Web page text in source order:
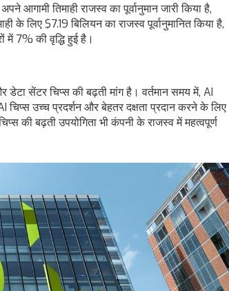
तिमाही राजस्व का पूर्वानुमान जारी किया है,
के लिए $7.19 बिलियन का राजस्व पूर्वानुमानित किया है,
7% की वृद्धि हुई है।
सेंटर चिप्स की बढ़ती मांग है। वर्तमान समय में, AI
चिप्स उच्च प्रदर्शन और बेहतर दक्षता प्रदान करने के लिए
की बढ़ती उपयोगिता भी कंपनी के राजस्व में महत्वपूर्ण